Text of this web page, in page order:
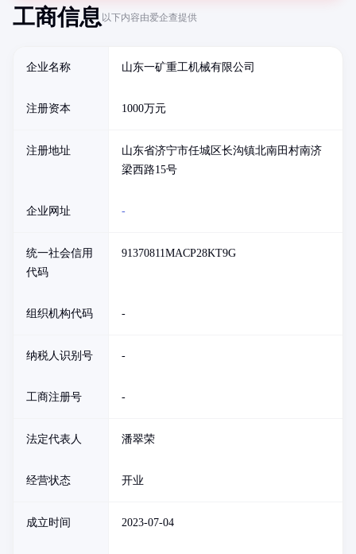
工商信息以下内容由爱企查提供
企业名称 山东一矿重工机械有限公司
注册资本 1000万元
注册地址
山东省济宁市任城区长沟镇北南田村南济
梁西路15号
企业网址 -
统一社会信用
代码
91370811MACP28KT9G
组织机构代码 -
纳税人识别号 -
工商注册号 -
法定代表人 潘翠荣
经营状态 开业
成立时间 2023-07-04